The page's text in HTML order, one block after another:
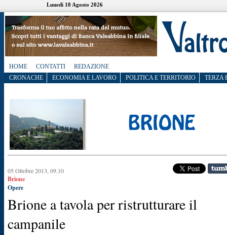
Lunedì 10 Agosto 2026
HOME CONTATTI
REDAZIONE
CRONACHE
ECONOMIA E LAVORO POLITICA E TERRITORIO TERZA
05 Ottobre 2013, 09.10
Brione
Opere
Brione a tavola per ristrutturare il
campanile